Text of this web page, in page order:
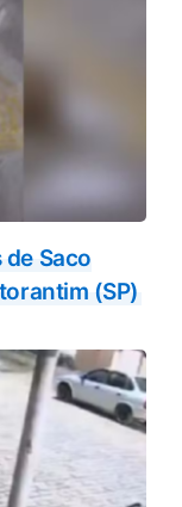
de Saco
(SP)